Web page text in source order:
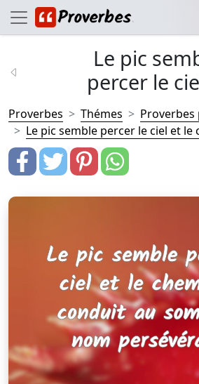
Le pic
percer le
Proverbes Thémes
Proverbes
Le pic semble percer le ciel et le